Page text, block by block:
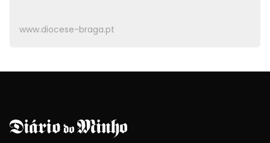
www.diocese-braga.pt